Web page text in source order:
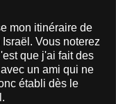
mon itinéraire de
Vous noterez
que j'ai fait des
un ami qui ne
établi dès le